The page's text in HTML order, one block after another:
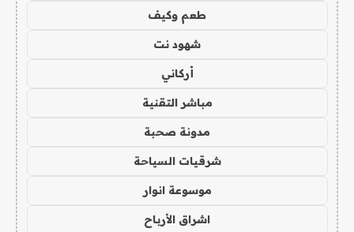
طعم وكيف
شهود نت
أركاني
مباشر التقنية
مدونة صحبة
شرقيات السياحة
موسوعة انوار
اشراق الأرباح